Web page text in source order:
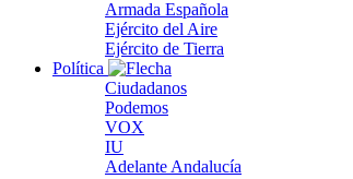
Armada Española
Ejército del Aire
Ejército de Tierra
Política
Ciudadanos
Podemos
VOX
IU
Adelante Andalucía